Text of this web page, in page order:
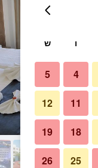
ו ש
4
5
11
12
18
19
25
26